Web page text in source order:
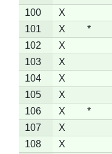
100
X
101
X *
102
X
103
X
104
X
105
X
106
X *
107
X
108
X